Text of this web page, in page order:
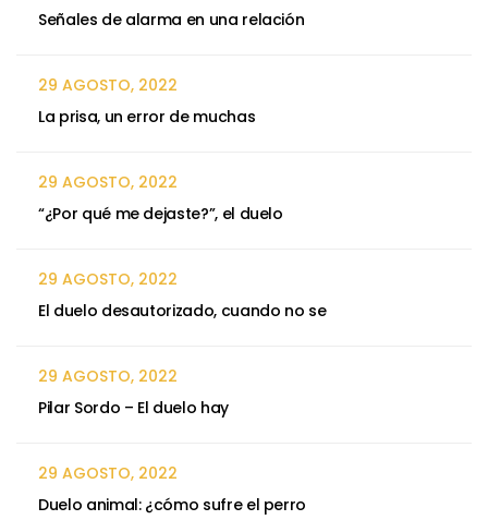
Señales de alarma en una relación
29 AGOSTO, 2022
La prisa, un error de muchas
29 AGOSTO, 2022
“¿Por qué me dejaste?”, el duelo
29 AGOSTO, 2022
El duelo desautorizado, cuando no se
29 AGOSTO, 2022
Pilar Sordo – El duelo hay
29 AGOSTO, 2022
Duelo animal: ¿cómo sufre el perro